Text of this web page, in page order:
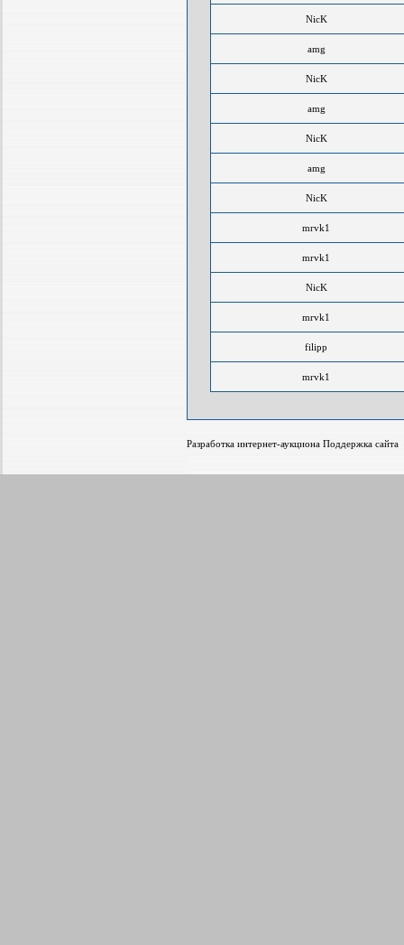
NicK
amg
NicK
amg
NicK
amg
NicK
mrvk1
mrvk1
NicK
mrvk1
filipp
mrvk1
Разработка интернет-аукциона Поддержка